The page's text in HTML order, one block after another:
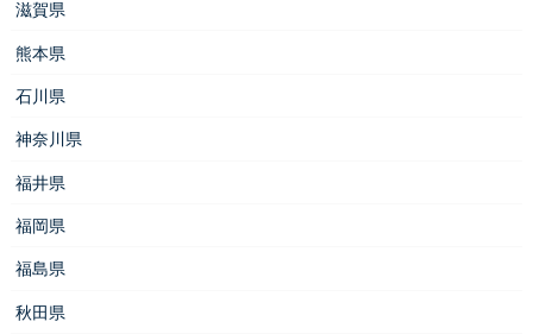
滋賀県
熊本県
石川県
神奈川県
福井県
福岡県
福島県
秋田県